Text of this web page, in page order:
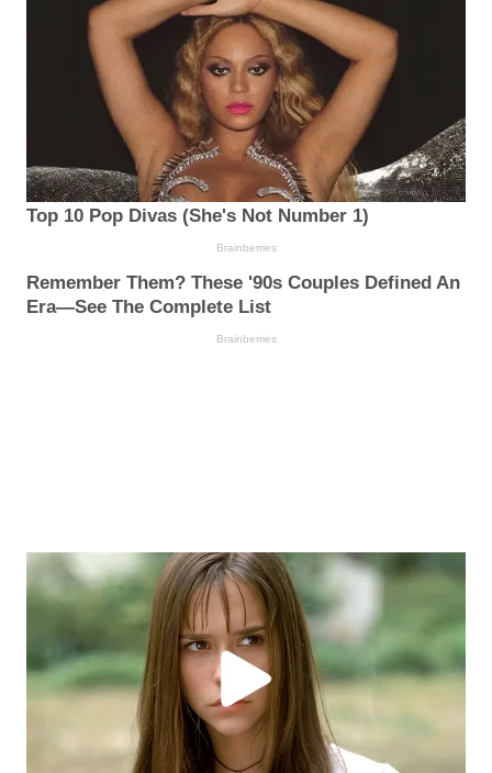
Top 10 Pop Divas (She's Not Number 1)
Brainberries
Remember Them? These '90s Couples Defined An
Era—See The Complete List
Brainberries